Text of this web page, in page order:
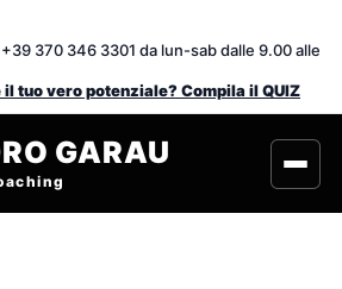
370 346 3301 da lun-sab dalle 9.00 alle
il tuo vero potenziale? Compila il QUIZ
GARAU